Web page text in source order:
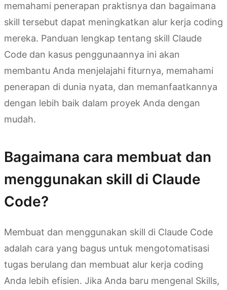
memahami penerapan praktisnya dan bagaimana
skill tersebut dapat meningkatkan alur kerja coding
mereka. Panduan lengkap tentang skill Claude
Code dan kasus penggunaannya ini akan
membantu Anda menjelajahi fiturnya, memahami
penerapan di dunia nyata, dan memanfaatkannya
dengan lebih baik dalam proyek Anda dengan
mudah.
Bagaimana cara membuat dan
menggunakan skill di Claude
Code?
Membuat dan menggunakan skill di Claude Code
adalah cara yang bagus untuk mengotomatisasi
tugas berulang dan membuat alur kerja coding
Anda lebih efisien. Jika Anda baru mengenal Skills,